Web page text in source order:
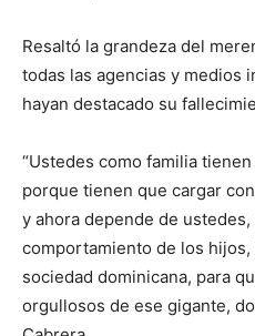
Resaltó la grandeza del
todas las agencias y medios
hayan destacado su
“Ustedes como familia
porque tienen que cargar
y ahora depende de
comportamiento de los
sociedad dominicana, para
orgullosos de ese gigante,